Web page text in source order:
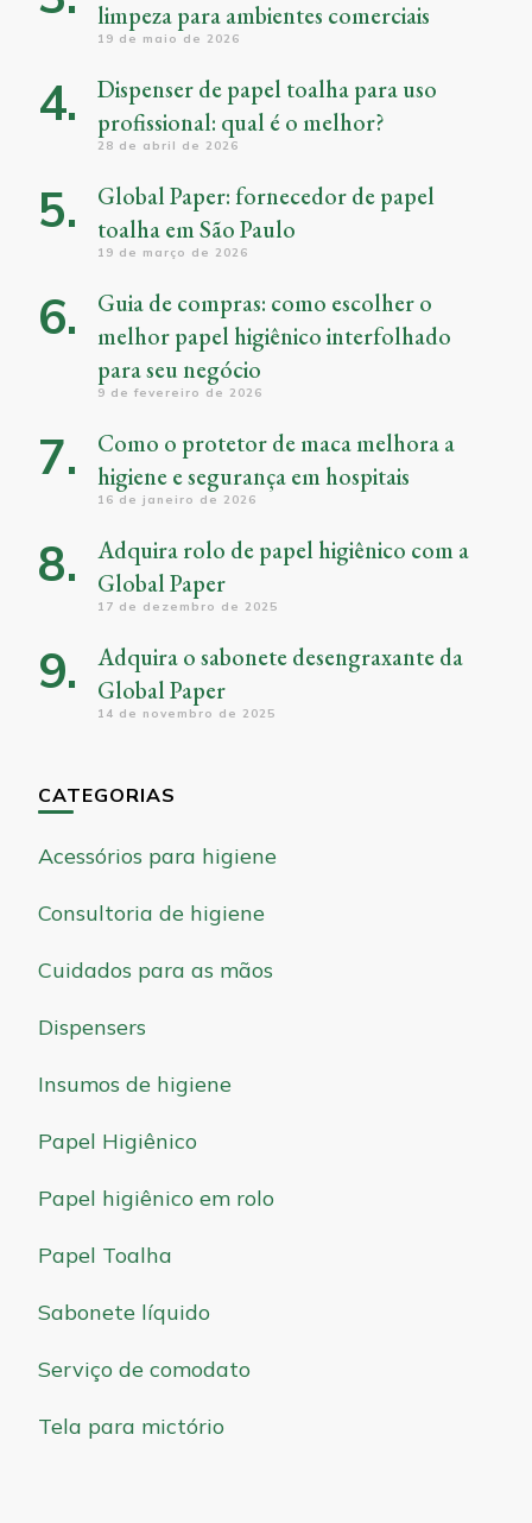
limpeza para ambientes comerciais
19 de maio de 2026
Dispenser de papel toalha para uso
profissional: qual é o melhor?
28 de abril de 2026
Global Paper: fornecedor de papel
toalha em São Paulo
19 de março de 2026
Guia de compras: como escolher o
melhor papel higiênico interfolhado
para seu negócio
9 de fevereiro de 2026
Como o protetor de maca melhora a
higiene e segurança em hospitais
16 de janeiro de 2026
Adquira rolo de papel higiênico com a
Global Paper
17 de dezembro de 2025
Adquira o sabonete desengraxante da
Global Paper
14 de novembro de 2025
CATEGORIAS
Acessórios para higiene
Consultoria de higiene
Cuidados para as mãos
Dispensers
Insumos de higiene
Papel Higiênico
Papel higiênico em rolo
Papel Toalha
Sabonete líquido
Serviço de comodato
Tela para mictório